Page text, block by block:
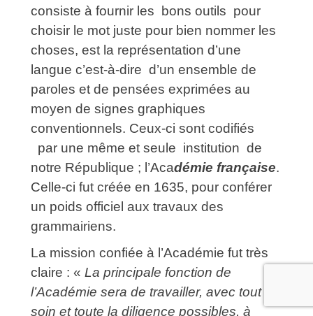
consiste à fournir les bons outils pour
choisir le mot juste pour bien nommer les
choses, est la représentation d’une
langue c’est-à-dire d’un ensemble de
paroles et de pensées exprimées au
moyen de signes graphiques
conventionnels. Ceux-ci sont codifiés
par une même et seule institution de
notre République ; l’Académie française.
Celle-ci fut créée en 1635, pour conférer
un poids officiel aux travaux des
grammairiens.
La mission confiée à l’Académie fut très
claire : « La principale fonction de
l’Académie sera de travailler, avec tout le
soin et toute la diligence possibles, à